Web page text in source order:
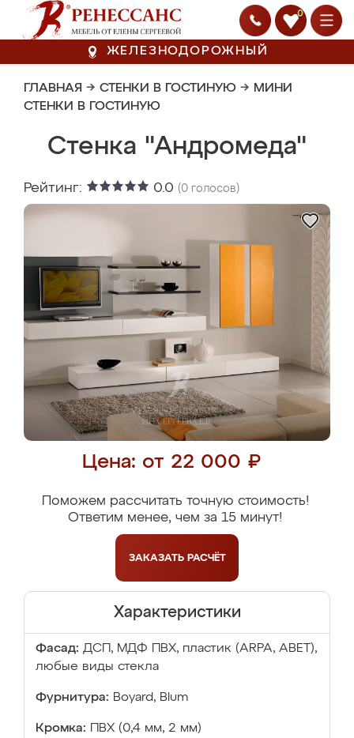
0
ЖЕЛЕЗНОДОРОЖНЫЙ
ГЛАВНАЯ → СТЕНКИ В ГОСТИНУЮ → МИНИ
СТЕНКИ В ГОСТИНУЮ
Стенка "Андромеда"
Рейтинг: 0.0 (0 голосов)
Цена: от 22 000 ₽
Поможем рассчитать точную стоимость!
Ответим менее, чем за 15 минут!
ЗАКАЗАТЬ РАСЧЁТ
Характеристики
Фасад: ДСП, МДФ ПВХ, пластик (ARPA, ABET),
любые виды стекла
Фурнитура: Boyard, Blum
Кромка: ПВХ (0,4 мм, 2 мм)